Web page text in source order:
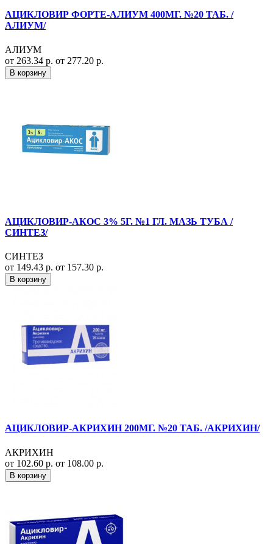
АЦИКЛОВИР ФОРТЕ-АЛИУМ 400МГ. №20 ТАБ. /
АЛИУМ/
АЛИУМ
от 263.34 р. от 277.20 р.
В корзину
АЦИКЛОВИР-АКОС 3% 5Г. №1 ГЛ. МАЗЬ ТУБА /
СИНТЕЗ/
СИНТЕЗ
от 149.43 р. от 157.30 р.
В корзину
АЦИКЛОВИР-АКРИХИН 200МГ. №20 ТАБ. /АКРИХИН/
АКРИХИН
от 102.60 р. от 108.00 р.
В корзину